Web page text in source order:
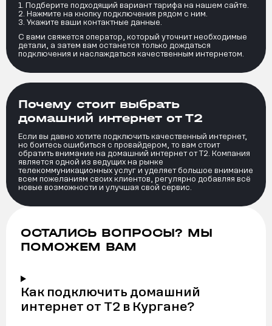
Подберите подходящий вариант тарифа на нашем сайте.
Нажмите на кнопку подключения рядом с ним.
Укажите ваши контактные данные.
С вами свяжется оператор, который уточнит необходимые
детали, а затем вам останется только дождаться
подключения и наслаждаться качественным интернетом.
Почему стоит выбрать
домашний интернет от Т2
Если вы давно хотите подключить качественный интернет,
но боитесь ошибиться с провайдером, то вам стоит
обратить внимание на домашний интернет от Т2. Компания
является одной из ведущих на рынке
телекоммуникационных услуг и уделяет большое внимание
всем пожеланиям своих клиентов, регулярно добавляя всё
новые возможности и улучшая свой сервис.
ОСТАЛИСЬ ВОПРОСЫ? МЫ
ПОМОЖЕМ ВАМ
Как подключить домашний
интернет от Т2 в Кургане?